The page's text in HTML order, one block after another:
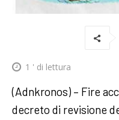
1 ' di lettura
(Adnkronos) – Fire
decreto di revisione